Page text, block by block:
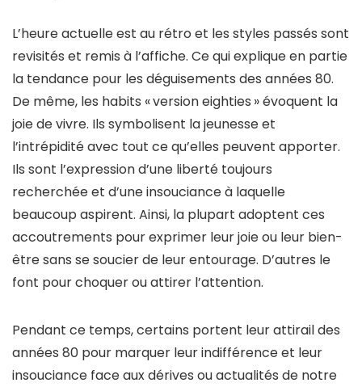
L’heure actuelle est au rétro et les styles passés sont
revisités et remis à l’affiche. Ce qui explique en partie
la tendance pour les déguisements des années 80.
De même, les habits « version eighties » évoquent la
joie de vivre. Ils symbolisent la jeunesse et
l’intrépidité avec tout ce qu’elles peuvent apporter.
Ils sont l’expression d’une liberté toujours
recherchée et d’une insouciance à laquelle
beaucoup aspirent. Ainsi, la plupart adoptent ces
accoutrements pour exprimer leur joie ou leur bien-
être sans se soucier de leur entourage. D’autres le
font pour choquer ou attirer l’attention.
Pendant ce temps, certains portent leur attirail des
années 80 pour marquer leur indifférence et leur
insouciance face aux dérives ou actualités de notre